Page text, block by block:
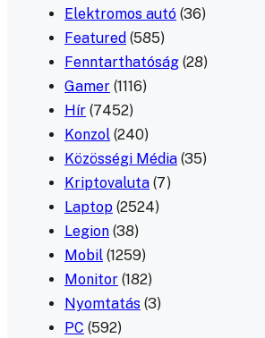
Elektromos autó (36)
Featured (585)
Fenntarthatóság (28)
Gamer (1116)
Hír (7452)
Konzol (240)
Közösségi Média (35)
Kriptovaluta (7)
Laptop (2524)
Legion (38)
Mobil (1259)
Monitor (182)
Nyomtatás (3)
PC (592)